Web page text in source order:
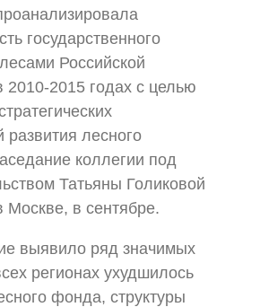
государственного
Российской
2015 годах с целью
развития лесного
коллегии под
Татьяны Голиковой
Москве, в сентябре.
выявило ряд значимых
регионах ухудшилось
фонда, структуры